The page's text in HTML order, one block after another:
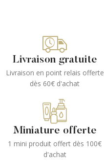
Livraison gratuite
Livraison en point relais offerte
dès 60€ d'achat
Miniature offerte
1 mini produit offert dès 100€
d'achat